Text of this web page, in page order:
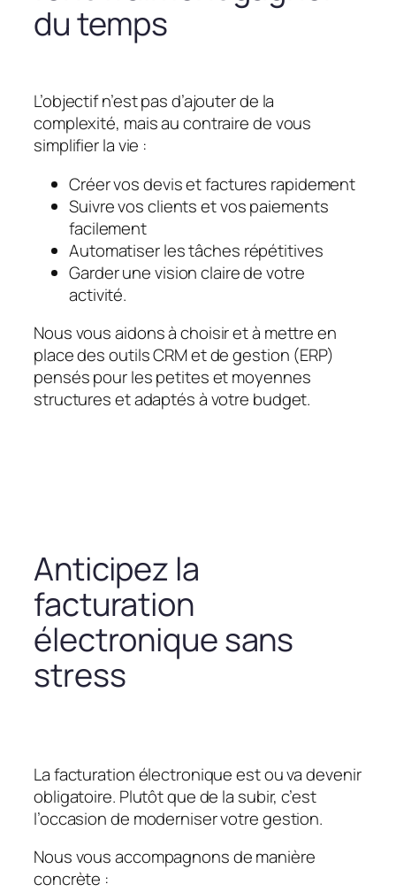
du temps
L’objectif n’est pas d’ajouter de la
complexité, mais au contraire de vous
simplifier la vie :
Créer vos devis et factures rapidement
Suivre vos clients et vos paiements
facilement
Automatiser les tâches répétitives
Garder une vision claire de votre
activité.
Nous vous aidons à choisir et à mettre en
place des outils CRM et de gestion (ERP)
pensés pour les petites et moyennes
structures et adaptés à votre budget.
Anticipez la
facturation
électronique sans
stress
La facturation électronique est ou va devenir
obligatoire. Plutôt que de la subir, c’est
l’occasion de moderniser votre gestion.
Nous vous accompagnons de manière
concrète :